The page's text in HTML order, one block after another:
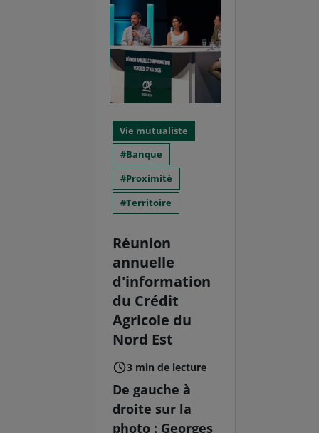
Vie mutualiste
Banque
Proximité
Territoire
Réunion
annuelle
d'information
du Crédit
Agricole du
Nord Est
3 min de lecture
De gauche à
droite sur la
photo : Georges